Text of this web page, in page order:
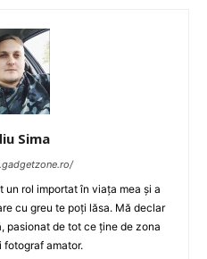
Sima
rol importat în viața mea și a
cu greu te poți lăsa. Mă declar
pasionat de tot ce ține de zona
fotograf amator.